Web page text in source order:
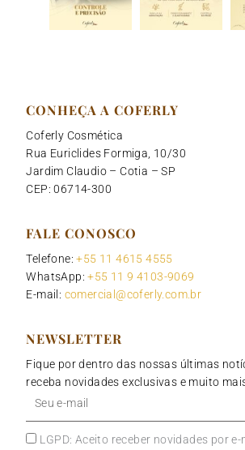
CONHEÇA A COFERLY
Coferly Cosmética
Rua Euriclides Formiga, 10/30
Jardim Claudio – Cotia – SP
CEP: 06714-300
FALE CONOSCO
Telefone:+55 11 4615 4555
WhatsApp:+55 11 9 4103-9069
E-mail: comercial@coferly.com.br
NEWSLETTER
Fique por dentro das nossas últimas
receba novidades exclusivas e muito
mailLGPD: Aceito receber novidades por e-